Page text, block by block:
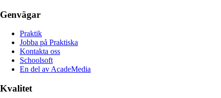
Genvägar
Praktik
Jobba på Praktiska
Kontakta oss
Schoolsoft
En del av AcadeMedia
Kvalitet